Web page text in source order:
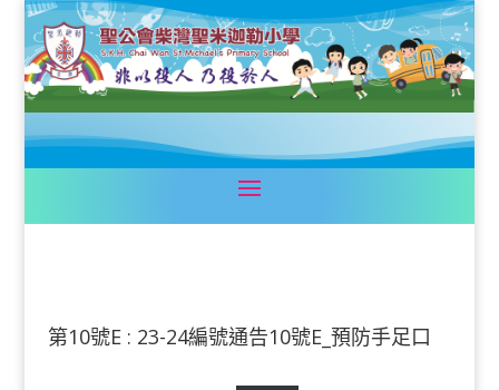
第10號E : 23-24編號通告10號E_預防手足口